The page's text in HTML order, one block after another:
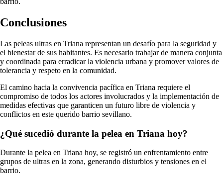
Conclusiones
Las peleas ultras en Triana representan un desafío para la seguridad y
el bienestar de sus habitantes. Es necesario trabajar de manera conjunta
y coordinada para erradicar la violencia urbana y promover valores de
tolerancia y respeto en la comunidad.
El camino hacia la convivencia pacífica en Triana requiere el
compromiso de todos los actores involucrados y la implementación de
medidas efectivas que garanticen un futuro libre de violencia y
conflictos en este querido barrio sevillano.
¿Qué sucedió durante la pelea en Triana hoy?
Durante la pelea en Triana hoy, se registró un enfrentamiento entre
grupos de ultras en la zona, generando disturbios y tensiones en el
barrio.